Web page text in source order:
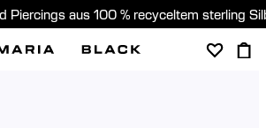
Piercings aus 100 % recyceltem sterling